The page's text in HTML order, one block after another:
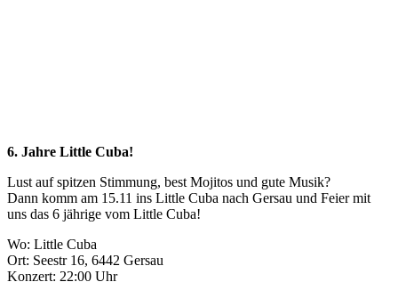
6. Jahre Little Cuba!
Lust auf spitzen Stimmung, best Mojitos und gute Musik?
Dann komm am 15.11 ins Little Cuba nach Gersau und Feier mit
uns das 6 jährige vom Little Cuba!
Wo: Little Cuba
Ort: Seestr 16, 6442 Gersau
Konzert: 22:00 Uhr